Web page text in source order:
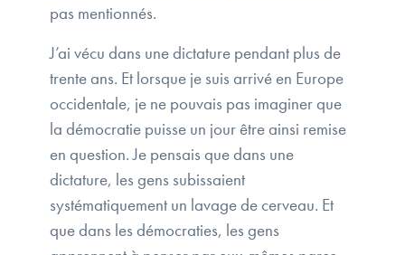
pas mentionnés.
J’ai vécu dans une dictature pendant plus de
trente ans. Et lorsque je suis arrivé en Europe
occidentale, je ne pouvais pas imaginer que
la démocratie puisse un jour être ainsi remise
en question. Je pensais que dans une
dictature, les gens subissaient
systématiquement un lavage de cerveau. Et
que dans les démocraties, les gens